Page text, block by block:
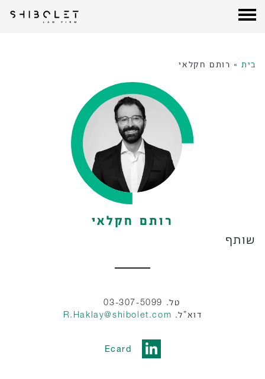
בית » רותם חקלאי
רותם חקלאי
שותף
טל. 03-307-5099
דוא”ל. R.Haklay@shibolet.com
Ecard